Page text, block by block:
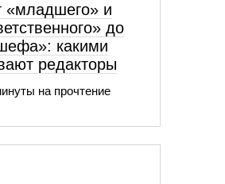
«младшего» и
до
какими
редакторы
на прочтение